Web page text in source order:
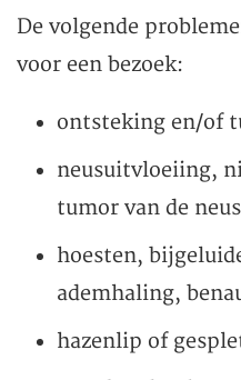
De volgende
voor een bezoek:
ontsteking en/of
neusuitvloeiing,
tumor van de neus
hoesten,
ademhaling,
hazenlip of